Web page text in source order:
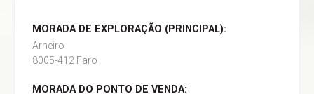
MORADA DE EXPLORAÇÃO (PRINCIPAL):
Arneiro
8005-412 Faro
MORADA DO PONTO DE VENDA: